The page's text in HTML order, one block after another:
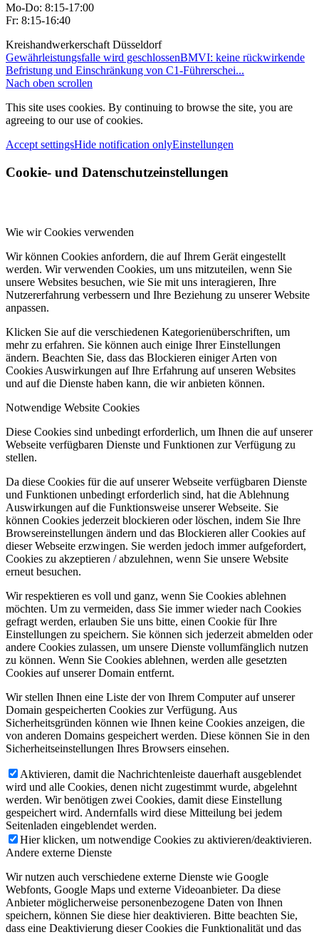
Mo-Do: 8:15-17:00
Fr: 8:15-16:40
Kreishandwerkerschaft Düsseldorf
Gewährleistungsfalle wird geschlossenBMVI: keine rückwirkende
Befristung und Einschränkung von C1-Führerschei...
Nach oben scrollen
This site uses cookies. By continuing to browse the site, you are
agreeing to our use of cookies.
Accept settingsHide notification onlyEinstellungen
Cookie- und Datenschutzeinstellungen
Wie wir Cookies verwenden
Wir können Cookies anfordern, die auf Ihrem Gerät eingestellt
werden. Wir verwenden Cookies, um uns mitzuteilen, wenn Sie
unsere Websites besuchen, wie Sie mit uns interagieren, Ihre
Nutzererfahrung verbessern und Ihre Beziehung zu unserer Website
anpassen.
Klicken Sie auf die verschiedenen Kategorienüberschriften, um
mehr zu erfahren. Sie können auch einige Ihrer Einstellungen
ändern. Beachten Sie, dass das Blockieren einiger Arten von
Cookies Auswirkungen auf Ihre Erfahrung auf unseren Websites
und auf die Dienste haben kann, die wir anbieten können.
Notwendige Website Cookies
Diese Cookies sind unbedingt erforderlich, um Ihnen die auf unserer
Webseite verfügbaren Dienste und Funktionen zur Verfügung zu
stellen.
Da diese Cookies für die auf unserer Webseite verfügbaren Dienste
und Funktionen unbedingt erforderlich sind, hat die Ablehnung
Auswirkungen auf die Funktionsweise unserer Webseite. Sie
können Cookies jederzeit blockieren oder löschen, indem Sie Ihre
Browsereinstellungen ändern und das Blockieren aller Cookies auf
dieser Webseite erzwingen. Sie werden jedoch immer aufgefordert,
Cookies zu akzeptieren / abzulehnen, wenn Sie unsere Website
erneut besuchen.
Wir respektieren es voll und ganz, wenn Sie Cookies ablehnen
möchten. Um zu vermeiden, dass Sie immer wieder nach Cookies
gefragt werden, erlauben Sie uns bitte, einen Cookie für Ihre
Einstellungen zu speichern. Sie können sich jederzeit abmelden oder
andere Cookies zulassen, um unsere Dienste vollumfänglich nutzen
zu können. Wenn Sie Cookies ablehnen, werden alle gesetzten
Cookies auf unserer Domain entfernt.
Wir stellen Ihnen eine Liste der von Ihrem Computer auf unserer
Domain gespeicherten Cookies zur Verfügung. Aus
Sicherheitsgründen können wie Ihnen keine Cookies anzeigen, die
von anderen Domains gespeichert werden. Diese können Sie in den
Sicherheitseinstellungen Ihres Browsers einsehen.
Aktivieren, damit die Nachrichtenleiste dauerhaft ausgeblendet
wird und alle Cookies, denen nicht zugestimmt wurde, abgelehnt
werden. Wir benötigen zwei Cookies, damit diese Einstellung
gespeichert wird. Andernfalls wird diese Mitteilung bei jedem
Seitenladen eingeblendet werden.
Hier klicken, um notwendige Cookies zu aktivieren/deaktivieren.
Andere externe Dienste
Wir nutzen auch verschiedene externe Dienste wie Google
Webfonts, Google Maps und externe Videoanbieter. Da diese
Anbieter möglicherweise personenbezogene Daten von Ihnen
speichern, können Sie diese hier deaktivieren. Bitte beachten Sie,
dass eine Deaktivierung dieser Cookies die Funktionalität und das